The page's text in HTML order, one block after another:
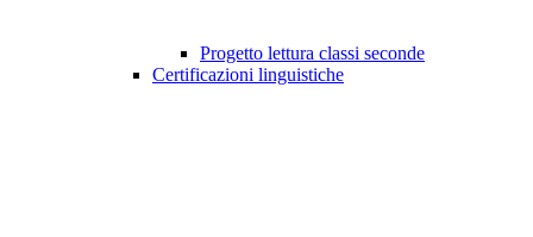
Progetto lettura classi seconde
Certificazioni linguistiche